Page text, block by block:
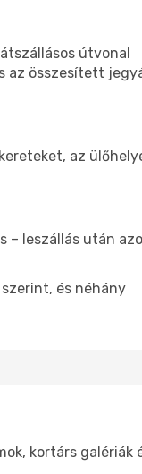
útvonal
az összesített
az
– leszállás után
és néhány
kortárs galériák